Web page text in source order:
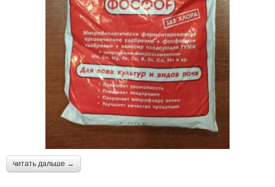
читать дальше →